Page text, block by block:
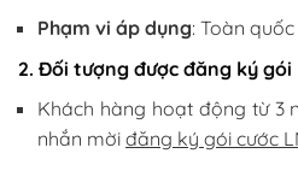
Phạm vi áp dụng: Toàn quốc
2. Đối tượng được đăng ký gói
Khách hàng hoạt động từ 3
nhắn mời đăng ký gói cước